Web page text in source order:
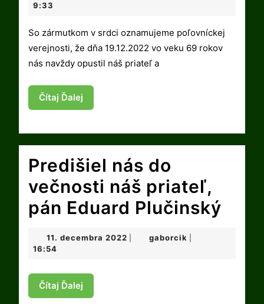
Ján
Gallik
9:33
So zármutkom v srdci oznamujeme poľovníckej
verejnosti, že dňa 19.12.2022 vo veku 69 rokov
nás navždy opustil náš priateľ a
Čítaj Ďalej
Ďalej
Predišiel nás do
večnosti náš priateľ,
pán Eduard Plučinský
11. decembra 2022 11.
gaborcik gaborcik
16:54
Čítaj Ďalej
Ďalej